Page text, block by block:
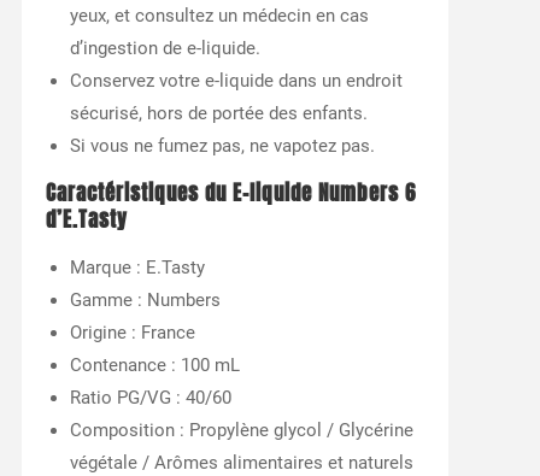
yeux, et consultez un médecin en cas
d’ingestion de e-liquide.
Conservez votre e-liquide dans un endroit
sécurisé, hors de portée des enfants.
Si vous ne fumez pas, ne vapotez pas.
Caractéristiques du E-liquide Numbers 6
d’E.Tasty
Marque : E.Tasty
Gamme : Numbers
Origine : France
Contenance : 100 mL
Ratio PG/VG : 40/60
Composition : Propylène glycol / Glycérine
végétale / Arômes alimentaires et naturels